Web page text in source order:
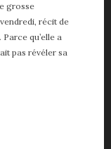
grosse
récit de
qu’elle a
pas révéler sa